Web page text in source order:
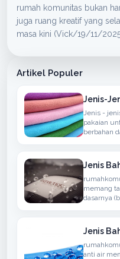
rumah komunitas bukan
juga ruang kreatif yang
masa kini (Vick/19/11/
Artikel Populer
Jenis-
Jenis -
pakaian
berbahan
Jenis
memang
dasarnya
untuk
Jenis
anti air